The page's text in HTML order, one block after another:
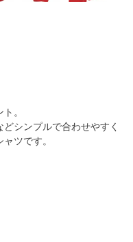
。
シンプルで合わせやすく
ツです。